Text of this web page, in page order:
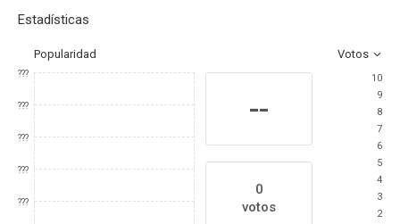
Estadísticas
Popularidad Votos
???
???
???
???
???
--
0
votos
10
9
8
7
6
5
4
3
2